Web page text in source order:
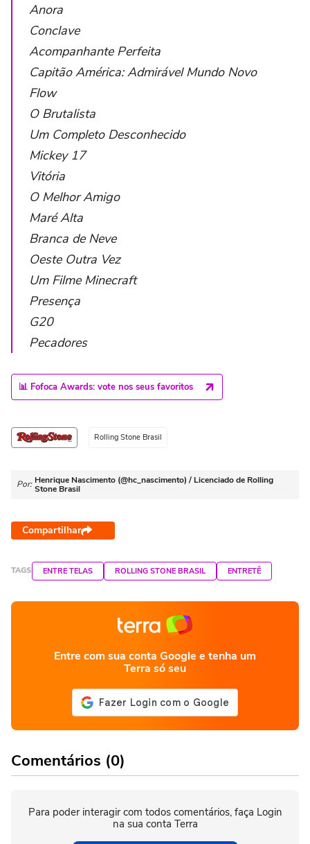
Anora
Conclave
Acompanhante Perfeita
Capitão América: Admirável Mundo Novo
Flow
O Brutalista
Um Completo Desconhecido
Mickey 17
Vitória
O Melhor Amigo
Maré Alta
Branca de Neve
Oeste Outra Vez
Um Filme Minecraft
Presença
G20
Pecadores
📊 Fofoca Awards: vote nos seus favoritos
Rolling Stone Brasil
Por: Henrique Nascimento (@hc_nascimento) / Licenciado de Rolling
Stone Brasil
Compartilhar
TAGS ENTRE TELAS ROLLING STONE BRASIL ENTRETÊ
Entre com sua conta Google e tenha um
Terra só seu
Comentários (0)
Para poder interagir com todos comentários, faça Login
na sua conta Terra